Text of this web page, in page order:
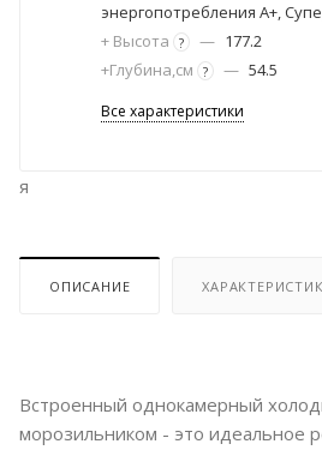
энергопотребления A+,
+ Высота ? — 177.2
+Глубина,см ? — 54.5
Все характеристики
я
ОПИСАНИЕ
Встроенный однокамерный
морозильником - это идеальное